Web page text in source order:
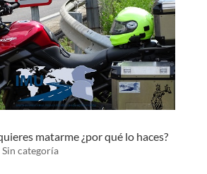
matarme ¿por qué lo haces?
Sin categoría